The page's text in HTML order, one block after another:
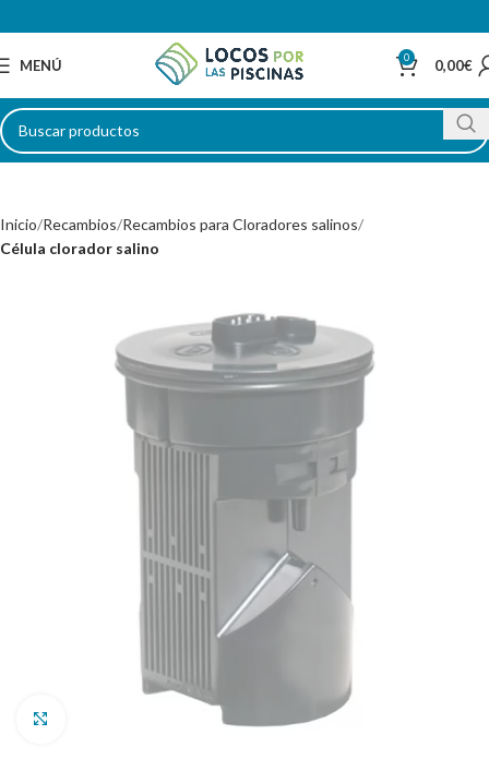
MENÚ 0 0,00€
Inicio Recambios Recambios para Cloradores salinos
Célula clorador salino